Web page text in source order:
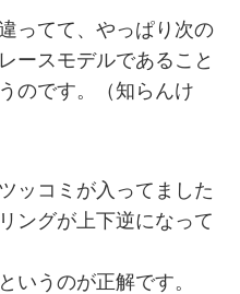
ってて、やっぱり次の
ースモデルであること
のです。（知らんけ
ッコミが入ってました
ングが上下逆になって
いうのが正解です。